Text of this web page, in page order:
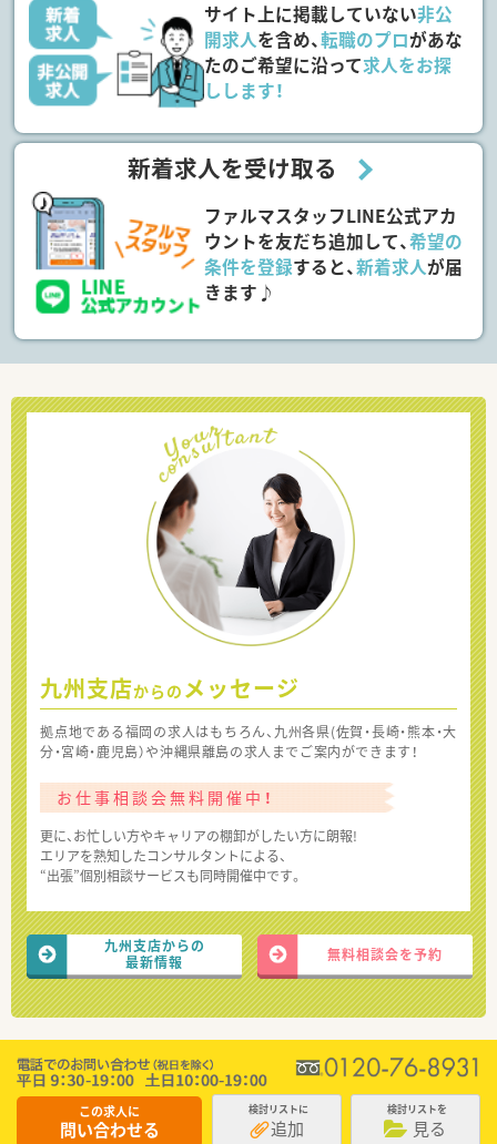
サイト上に掲載していない非公
開求人を含め、転職のプロがあな
たのご希望に沿って求人をお探
しします！
新着求人を受け取る
ファルマスタッフLINE公式アカ
ウントを友だち追加して、希望の
条件を登録すると、新着求人が届
きます♪
九州支店からの メッセージ
拠点地である福岡の求人はもちろん、九州各県(佐賀・長崎・熊本・大
分・宮崎・鹿児島）や沖縄県離島の求人までご案内ができます！
お仕事相談会無料開催中！
更に、お忙しい方やキャリアの棚卸がしたい方に朗報!
エリアを熟知したコンサルタントによる、
“出張”個別相談サービスも同時開催中です。
九州支店からの
最新情報
無料相談会を予約
この求人に
問い合わせる
検討リストに
追加
検討リストを
見る